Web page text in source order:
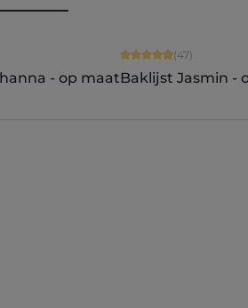
waardering van 4.82 van 5 sterren
- op maat
Gemiddelde
(47)
Baklijst Jasmin -